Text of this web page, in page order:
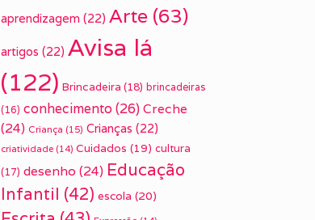
aprendizagem (22) Arte (63)
artigos (22) Avisa lá
(122) Brincadeira (18) brincadeiras
(16) conhecimento(26) Creche
(24) Criança (15) Crianças (22)
criatividade (14) Cuidados (19) cultura
(17) desenho (24) Educação
Infantil (42) escola (20)